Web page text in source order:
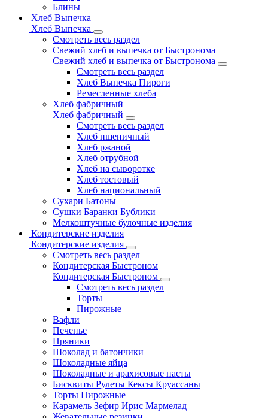
Блины
Хлеб Выпечка
Хлеб Выпечка
Смотреть весь раздел
Свежий хлеб и выпечка от Быстронома
Свежий хлеб и выпечка от Быстронома
Смотреть весь раздел
Хлеб Выпечка Пироги
Ремесленные хлеба
Хлеб фабричный
Хлеб фабричный
Смотреть весь раздел
Хлеб пшеничный
Хлеб ржаной
Хлеб отрубной
Хлеб на сыворотке
Хлеб тостовый
Хлеб национальный
Сухари Батоны
Сушки Баранки Бублики
Мелкоштучные булочные изделия
Кондитерские изделия
Кондитерские изделия
Смотреть весь раздел
Кондитерская Быстроном
Кондитерская Быстроном
Смотреть весь раздел
Торты
Пирожные
Вафли
Печенье
Пряники
Шоколад и батончики
Шоколадные яйца
Шоколадные и арахисовые пасты
Бисквиты Рулеты Кексы Круассаны
Торты Пирожные
Карамель Зефир Ирис Мармелад